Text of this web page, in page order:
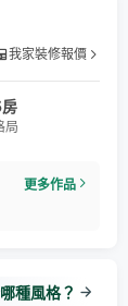
我家裝修報價
局
更多作品
種風格？